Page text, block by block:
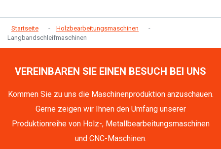
Startseite
Holzbearbeitungsmaschinen
Langbandschleifmaschinen
VEREINBAREN SIE EINEN BESUCH BEI UNS
Kommen Sie zu uns die Maschinenproduktion anzuschauen.
Gerne zeigen wir Ihnen den Umfang unserer
Produktionreihe von Holz-, Metallbearbeitungsmaschinen
und CNC-Maschinen.